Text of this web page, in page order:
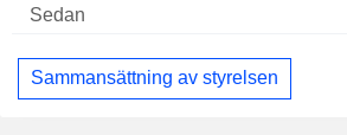
Sammansättning av styrelsen